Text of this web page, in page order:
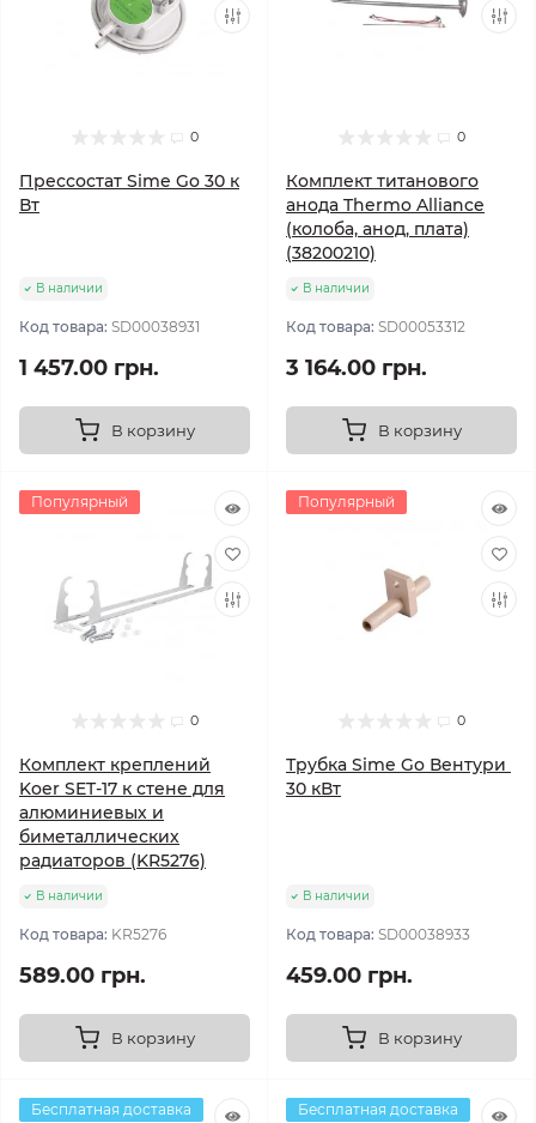
0
Прессостат Sime Go 30 к
Вт
В наличии
Код товара: SD00038931
1 457.00 грн.
В корзину
0
Комплект титанового
анода Thermo Alliance
(колоба, анод, плата)
(38200210)
В наличии
Код товара: SD00053312
3 164.00 грн.
В корзину
Популярный
0
Комплект креплений
Koer SET-17 к стене для
алюминиевых и
биметаллических
радиаторов (KR5276)
В наличии
Код товара: KR5276
589.00 грн.
В корзину
Популярный
0
Трубка Sime Go Вентури
30 кВт
В наличии
Код товара: SD00038933
459.00 грн.
В корзину
Бесплатная доставка
Бесплатная доставка